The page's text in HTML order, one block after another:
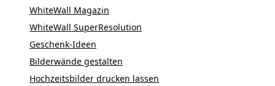
WhiteWall Magazin
WhiteWall SuperResolution
Geschenk-Ideen
Bilderwände gestalten
Hochzeitsbilder drucken lassen